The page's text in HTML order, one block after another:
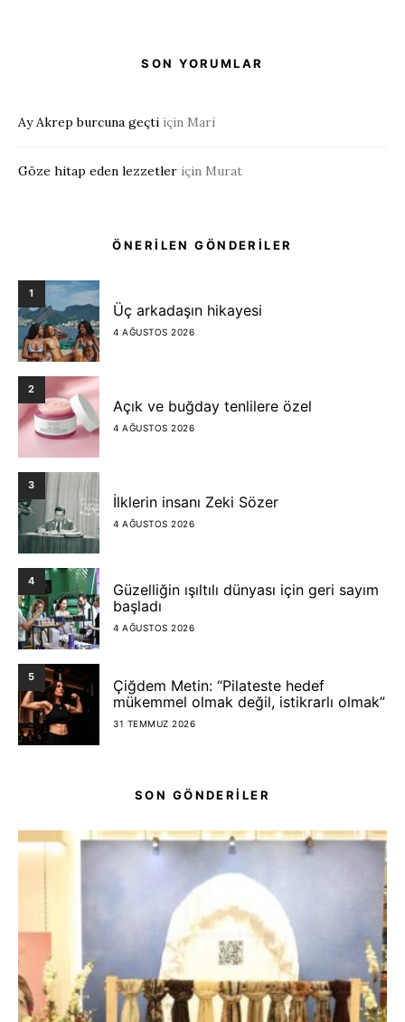
SON YORUMLAR
Ay Akrep burcuna geçti için Mari
Göze hitap eden lezzetler için Murat
ÖNERİLEN GÖNDERİLER
1
Üç arkadaşın hikayesi
4 AĞUSTOS 2026
2
Açık ve buğday tenlilere özel
4 AĞUSTOS 2026
3
İlklerin insanı Zeki Sözer
4 AĞUSTOS 2026
4
Güzelliğin ışıltılı dünyası için geri sayım
başladı
4 AĞUSTOS 2026
5
Çiğdem Metin: “Pilateste hedef
mükemmel olmak değil, istikrarlı olmak”
31 TEMMUZ 2026
SON GÖNDERİLER